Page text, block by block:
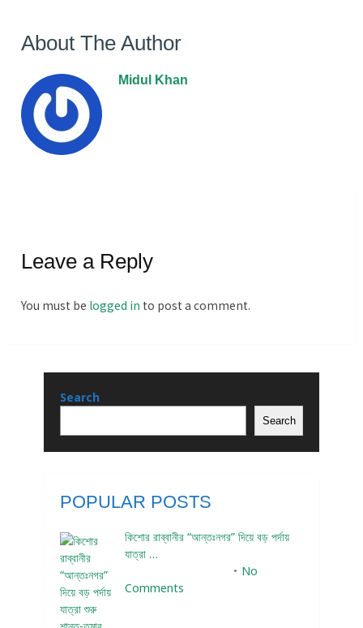
About The Author
Midul Khan
Leave a Reply
You must be logged in to post a comment.
Search
Search
POPULAR POSTS
কিশোর রাব্বানীর “আন্তঃনগর” দিয়ে বড় পর্দায়
যাত্রা …
No
Comments